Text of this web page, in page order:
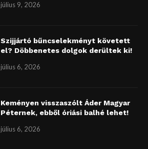
július 9, 2026
Szijjártó bűncselekményt követett
el? Döbbenetes dolgok derültek ki!
július 6, 2026
Keményen visszaszólt Áder Magyar
Péternek, ebből óriási balhé lehet!
július 6, 2026